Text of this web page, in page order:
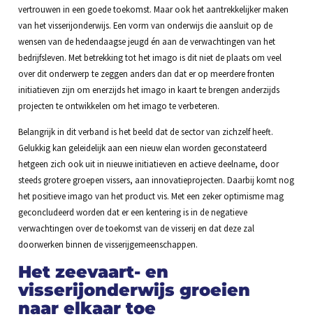
vertrouwen in een goede toekomst. Maar ook het aantrekkelijker maken
van het visserijonderwijs. Een vorm van onderwijs die aansluit op de
wensen van de hedendaagse jeugd én aan de verwachtingen van het
bedrijfsleven. Met betrekking tot het imago is dit niet de plaats om veel
over dit onderwerp te zeggen anders dan dat er op meerdere fronten
initiatieven zijn om enerzijds het imago in kaart te brengen anderzijds
projecten te ontwikkelen om het imago te verbeteren.
Belangrijk in dit verband is het beeld dat de sector van zichzelf heeft.
Gelukkig kan geleidelijk aan een nieuw elan worden geconstateerd
hetgeen zich ook uit in nieuwe initiatieven en actieve deelname, door
steeds grotere groepen vissers, aan innovatieprojecten. Daarbij komt nog
het positieve imago van het product vis. Met een zeker optimisme mag
geconcludeerd worden dat er een kentering is in de negatieve
verwachtingen over de toekomst van de visserij en dat deze zal
doorwerken binnen de visserijgemeenschappen.
Het zeevaart- en
visserijonderwijs groeien
naar elkaar toe